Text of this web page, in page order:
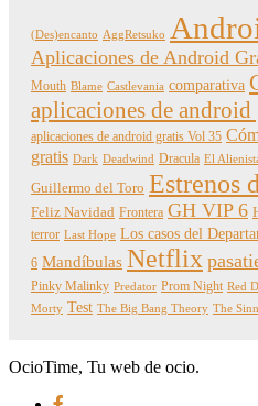
(Des)encanto AggRetsuko
Aplicaciones de Android
Mouth Blame Castlevania comparativa
aplicaciones de android
aplicaciones de android gratis Vol 35
gratis Dark Deadwind Dracula El
Guillermo del Toro Estrenos
Feliz Navidad Frontera GH VIP 6
terror Last Hope Los casos del
6 Mandíbulas Netflix
Pinky Malinky Predator Prom Night Red
Morty Test The Big Bang Theory The
OcioTime, Tu web de ocio.